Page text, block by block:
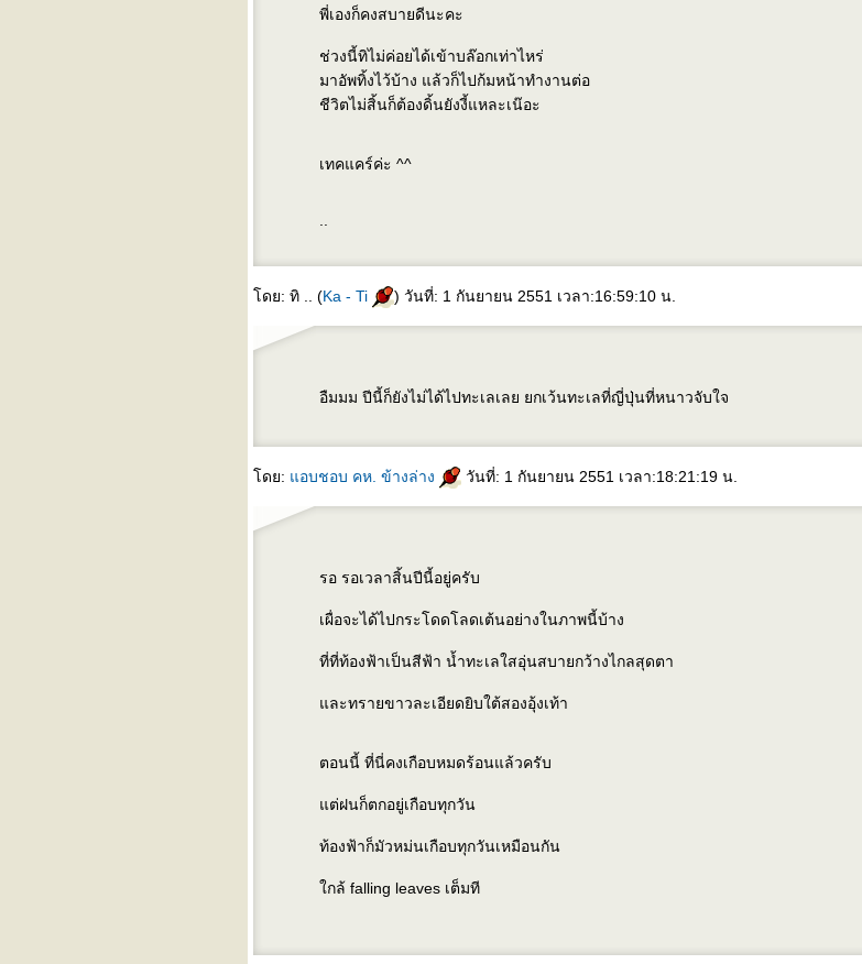
พี่เองก็คงสบายดีนะคะ
ช่วงนี้ทิไม่ค่อยได้เข้าบล๊อกเท่าไหร่
มาอัพทิ้งไว้บ้าง แล้วก็ไปก้มหน้าทำงานต่อ
ชีวิตไม่สิ้นก็ต้องดิ้นยังงี้แหละเน๊อะ
เทคแคร์ค่ะ ^^
ดย: ทิ .. (Ka - Ti ) วันที่: 1 กันยายน 2551 เวลา:16:59:10 น.
อืมมม ปีนี้ก็ยังไม่ได้ไปทะเลเลย ยกเว้นทะเลที่ญี่ปุ่นที่หนาวจับใจ
ดย: อบชอบ คห. ข้างล่าง วันที่: 1 กันยายน 2551 เวลา:18:21:19 น.
รอ รอเวลาสิ้นปีนี้อยู่ครับ
เผื่อจะได้ไปกระโดดโลดเต้นอย่างในภาพนี้บ้าง
ที่ที่ท้องฟ้าเป็นสีฟ้า น้ำทะเลใสอุ่นสบายกว้างไกลสุดตา
ละทรายขาวละเอียดยิบใต้สองอุ้งเท้า
ตอนนี้ ที่นี่คงเกือบหมดร้อนแล้วครับ
ต่ฝนก็ตกอยู่เกือบทุกวัน
ท้องฟ้าก็มัวหม่นเกือบทุกวันเหมือนกัน
กล้ falling leaves เต็มที